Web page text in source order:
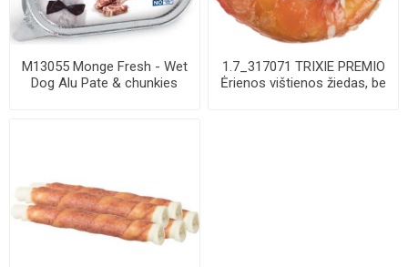
M13055 Monge Fresh - Wet
Dog Alu Pate & chunkies
1.7_317071 TRIXIE PREMIO
Ėrienos vištienos žiedas, be